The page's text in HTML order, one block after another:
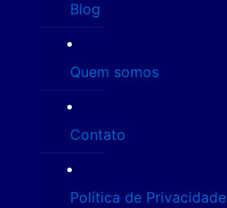
Blog
Quem somos
Contato
Política de Privacidade